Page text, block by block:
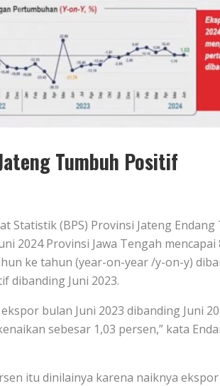
Tumbuh Positif
Statistik (BPS) Provinsi Jateng Endang
2024 Provinsi Jawa Tengah mencapai
ke tahun (year-on-year /y-on-y)
dibanding Juni 2023.
bulan Juni 2023 dibanding Juni
sebesar 1,03 persen,” kata
itu dinilainya karena naiknya